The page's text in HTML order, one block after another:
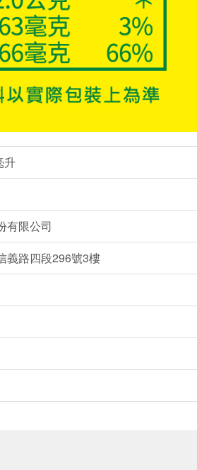
升
有限公司
義路四段296號3樓